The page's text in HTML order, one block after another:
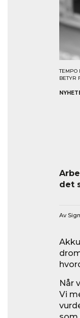
TEMPO
BETYR
det
Av
Når
Vi